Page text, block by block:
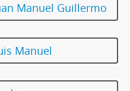
Manuel Guillermo
Manuel